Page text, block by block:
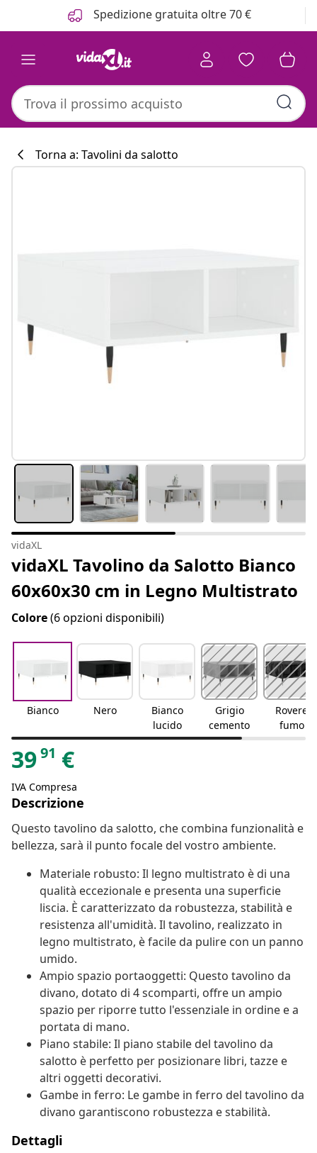
Spedizione gratuita oltre 70 €
Torna a: Tavolini da salotto
vidaXL
vidaXL Tavolino da Salotto Bianco
60x60x30 cm in Legno Multistrato
Colore(6 opzioni disponibili)
Bianco Nero
Bianco
lucido
Grigio
cemento
Rovere
fumo
3991 €
IVA Compresa
Descrizione
Questo tavolino da salotto, che combina funzionalità e
bellezza, sarà il punto focale del vostro ambiente.
Materiale robusto: Il legno multistrato è di una
qualità eccezionale e presenta una superficie
liscia. È caratterizzato da robustezza, stabilità e
resistenza all'umidità. Il tavolino, realizzato in
legno multistrato, è facile da pulire con un panno
umido.
Ampio spazio portaoggetti: Questo tavolino da
divano, dotato di 4 scomparti, offre un ampio
spazio per riporre tutto l'essenziale in ordine e a
portata di mano.
Piano stabile: Il piano stabile del tavolino da
salotto è perfetto per posizionare libri, tazze e
altri oggetti decorativi.
Gambe in ferro: Le gambe in ferro del tavolino da
divano garantiscono robustezza e stabilità.
Dettagli